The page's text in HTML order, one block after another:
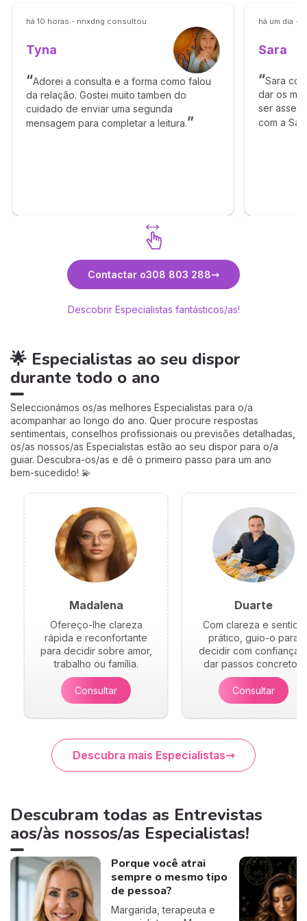
há 10 horas - nnxdng consultou
Tyna
Adorei a consulta e a forma como falou
da relação. Gostei muito tamben do
cuidado de enviar uma segunda
mensagem para completar a leitura.
há um dia -
Sara
Sara
dar os
ser
com a
Contactar o308 803 288
Descobrir Especialistas fantásticos/as!
🌟 Especialistas ao seu dispor
durante todo o ano
Seleccionámos os/as melhores Especialistas para o/a
acompanhar ao longo do ano. Quer procure respostas
sentimentais, conselhos profissionais ou previsões detalhadas,
os/as nossos/as Especialistas estão ao seu dispor para o/a
guiar. Descubra-os/as e dê o primeiro passo para um ano
bem-sucedido! 💫
Madalena
Ofereço-lhe clareza
rápida e reconfortante
para decidir sobre amor,
trabalho ou família.
Consultar
Duarte
Com clareza e sentido
prático, guio-o para
decidir com confiança
dar passos concretos.
Consultar
Descubra mais Especialistas
Descubram todas as Entrevistas
aos/às nossos/as Especialistas!
Porque você atrai
sempre o mesmo tipo
de pessoa?
Margarida, terapeuta e